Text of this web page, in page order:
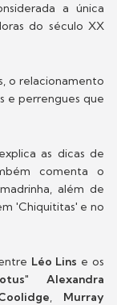
a única
do século XX
o relacionamento
e perrengues que
as dicas de
comenta o
além de
'Chiquititas' e no
Léo Lins e os
" Alexandra
, Murray